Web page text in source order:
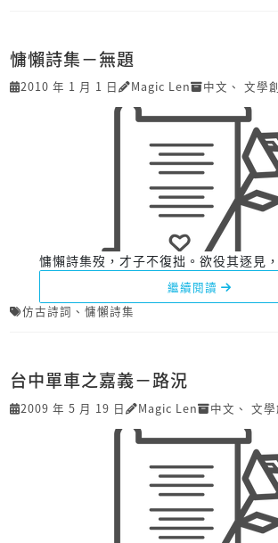
慵懶詩集－無題
2010 年 1 月 1 日 Magic Len 中文 、 文學
慵懶詩集歿，才子不復拙。欲役其逐見
繼續閱讀
仿古詩詞 、 慵懶詩集
台中單車之嘉義－路況
2009 年 5 月 19 日 Magic Len 中文 、 文